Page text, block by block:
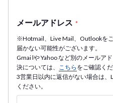
メールアドレス *
※Hotmail、Live Mail、Outlookを
届かない可能性がございます。
Gmai lや Yahoo など別のメールア
決については、
こちら をご確認くだ
3営業日以内に返信がない場合は
ください。